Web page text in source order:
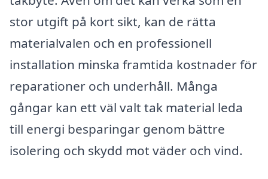
stor utgift på kort sikt, kan de rätta
materialvalen och en professionell
installation minska framtida kostnader för
reparationer och underhåll. Många
gångar kan ett väl valt tak material leda
till energi besparingar genom bättre
isolering och skydd mot väder och vind.